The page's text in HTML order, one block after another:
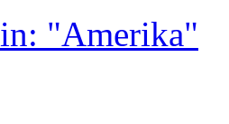
"Amerika"